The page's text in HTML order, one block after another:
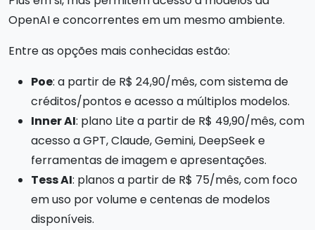
OpenAI e concorrentes em um mesmo ambiente.
Entre as opções mais conhecidas estão:
Poe: a partir de R$ 24,90/mês, com sistema de
créditos/pontos e acesso a múltiplos modelos.
Inner AI: plano Lite a partir de R$ 49,90/mês, com
acesso a GPT, Claude, Gemini, DeepSeek e
ferramentas de imagem e apresentações.
Tess AI: planos a partir de R$ 75/mês, com foco
em uso por volume e centenas de modelos
disponíveis.